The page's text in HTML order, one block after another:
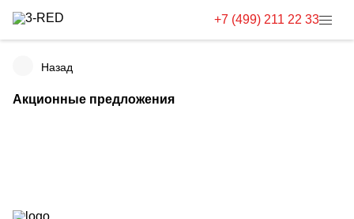
+7 (499) 211 22 33
Назад
Акционные предложения